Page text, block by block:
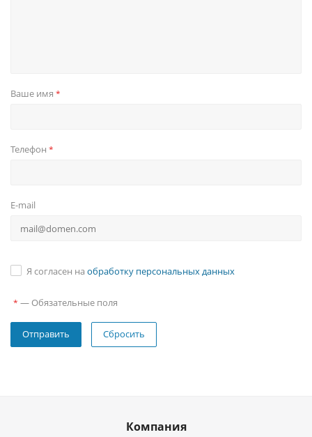
Ваше имя *
Телефон *
E-mail
Я согласен на обработку персональных данных
* — Обязательные поля
Сбросить
Компания